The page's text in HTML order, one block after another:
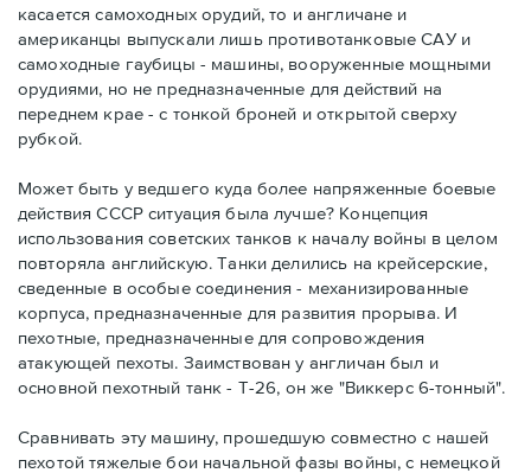
касается самоходных орудий, то и англичане и
американцы выпускали лишь противотанковые САУ и
самоходные гаубицы - машины, вооруженные мощными
орудиями, но не предназначенные для действий на
переднем крае - с тонкой броней и открытой сверху
рубкой.
Может быть у ведшего куда более напряженные боевые
действия СССР ситуация была лучше? Концепция
использования советских танков к началу войны в целом
повторяла английскую. Танки делились на крейсерские,
сведенные в особые соединения - механизированные
корпуса, предназначенные для развития прорыва. И
пехотные, предназначенные для сопровождения
атакующей пехоты. Заимствован у англичан был и
основной пехотный танк - Т-26, он же "Виккерс 6-тонный".
Сравнивать эту машину, прошедшую совместно с нашей
пехотой тяжелые бои начальной фазы войны, с немецкой